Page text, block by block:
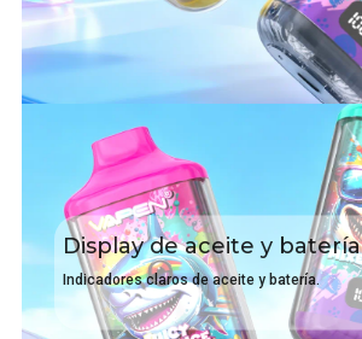
Display de aceite y batería
Indicadores claros de aceite y batería.